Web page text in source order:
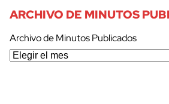
ARCHIVO DE MINUTOS
Archivo de Minutos Publicados